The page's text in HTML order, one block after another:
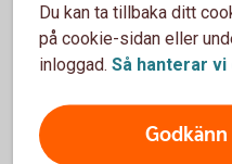
fem år. Kontakta
bankkontor om du vill ha
Du kan ta tillbaka ditt
på cookie-sidan eller
inloggad. Så hanterar vi